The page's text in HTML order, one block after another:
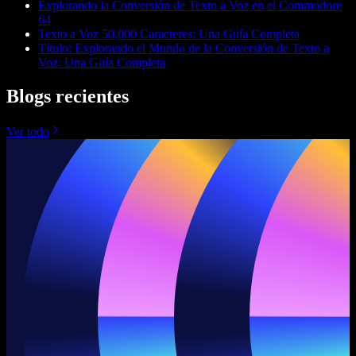
Explorando la Conversión de Texto a Voz en el Commodore
64
Texto a Voz 50,000 Caracteres: Una Guía Completa
Título: Explorando el Mundo de la Conversión de Texto a
Voz: Una Guía Completa
Blogs recientes
Ver todo